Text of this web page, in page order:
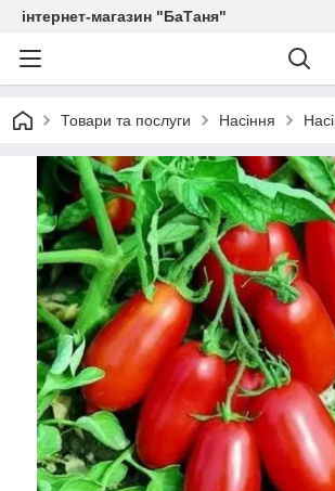
інтернет-магазин "БаТаня"
Товари та послуги Насіння